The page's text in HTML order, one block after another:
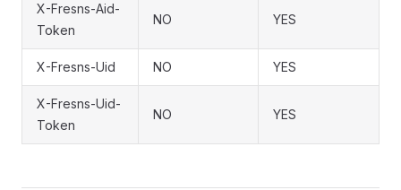
X-Fresns-Aid-
Token
NO YES
X-Fresns-Uid NO YES
X-Fresns-Uid-
Token
NO YES